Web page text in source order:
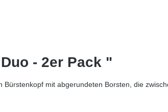
- 2er Pack "
mit abgerundeten Borsten, die